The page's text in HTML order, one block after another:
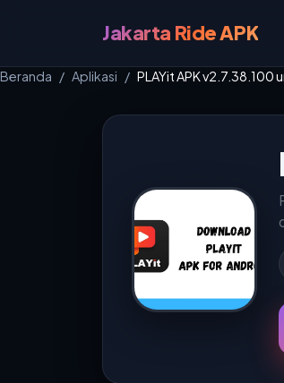
Jakarta Ride APK
Beranda Aplikasi PLAYit APK v2.7.38.100